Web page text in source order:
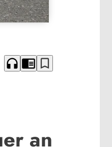
headphones chrome_reader_mode bookmark_border
an